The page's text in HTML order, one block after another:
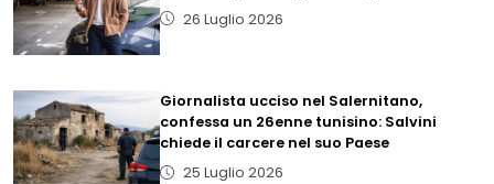
26 Luglio 2026
Giornalista ucciso nel Salernitano,
confessa un 26enne tunisino: Salvini
chiede il carcere nel suo Paese
25 Luglio 2026